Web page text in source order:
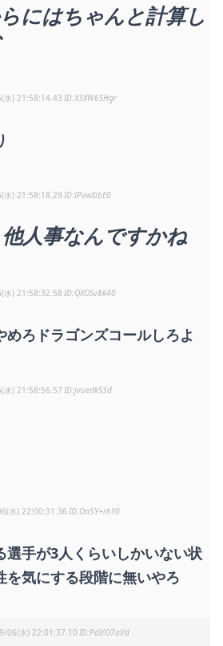
にはちゃんと計算し
水) 21:58:14.43 X3XW6SHgr
水) 21:58:18.29 IPvwXibE0
人事なんですかね
水) 21:58:32.58 QXOSv8k40
めろドラゴンズコールしろよ
水) 21:58:56.57 jvuedkS3d
水) 22:00:31.36 On5Y+rhY0
選手が3人くらいしかいない状
を気にする段階に無いやろ
06(水) 22:01:37.10 PdI/O7aVd